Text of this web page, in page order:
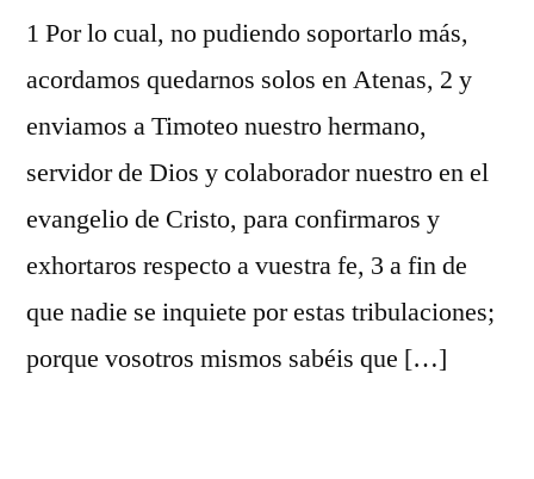
1 Por lo cual, no pudiendo soportarlo más,
acordamos quedarnos solos en Atenas, 2 y
enviamos a Timoteo nuestro hermano,
servidor de Dios y colaborador nuestro en el
evangelio de Cristo, para confirmaros y
exhortaros respecto a vuestra fe, 3 a fin de
que nadie se inquiete por estas tribulaciones;
porque vosotros mismos sabéis que […]